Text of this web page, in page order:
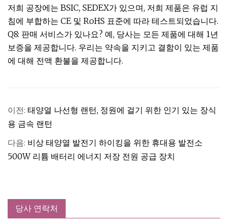
저희 공장에는 BSIC, SEDEX가 있으며, 저희 제품은 유럽 지
침에 부합하는 CE 및 RoHS 표준에 따라 테스트되었습니다.
Q8: 판매 서비스가 있나요? 예, 당사는 모든 제품에 대해 1년
보증을 제공합니다. 우리는 약속을 지키고 결함이 있는 제품
에 대해 전액 환불을 제공합니다.
이전: 태양열 나선형 랜턴, 정원에 걸기 위한 인기 있는 장식
용 금속 랜턴
다음: 비상 태양열 발전기 하이킹을 위한 휴대용 발전소
500W 리튬 배터리 에너지 저장 전원 공급 장치
당사 연락처